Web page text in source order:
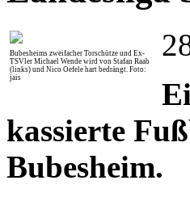
Bubesheims zweifacher Torschütze und Ex-
TSVler Michael Wende wird von Stafan Raab
(links) und Nico Oefele hart bedrängt. Foto:
jais
kassierte
Bubesheim.